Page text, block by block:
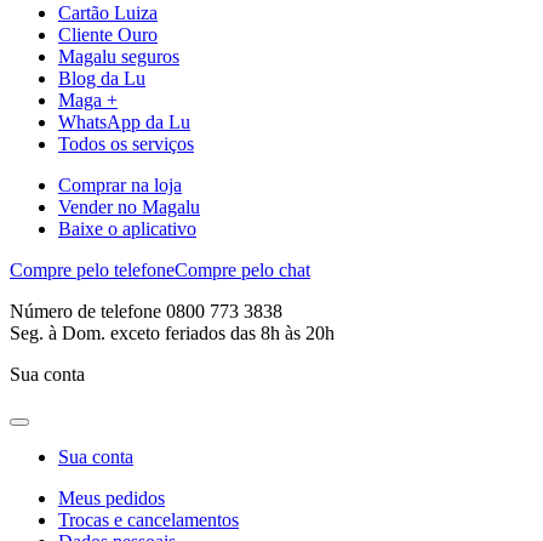
Cartão Luiza
Cliente Ouro
Magalu seguros
Blog da Lu
Maga +
WhatsApp da Lu
Todos os serviços
Comprar na loja
Vender no Magalu
Baixe o aplicativo
Compre pelo telefoneCompre pelo chat
Número de telefone 0800 773 3838
Seg. à Dom. exceto feriados das 8h às 20h
Sua conta
Sua conta
Meus pedidos
Trocas e cancelamentos